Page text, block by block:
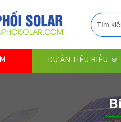
DỰ ÁN TIÊU BIỂU